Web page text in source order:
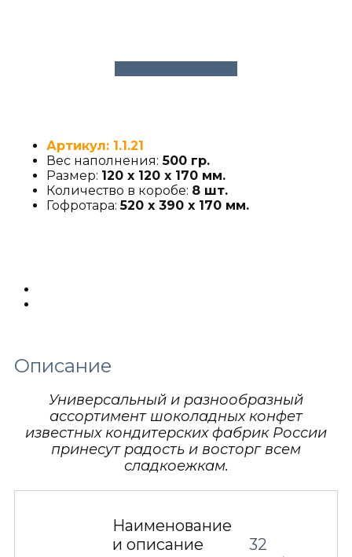
Артикул: 1.1.21
Вес наполнения: 500 гр.
Размер: 120 х 120 х 170 мм.
Количество в коробе: 8 шт.
Гофротара:520 х 390 х 170 мм.
Описание
Универсальный и разнообразный
ассортимент шоколадных конфет
известных кондитерских фабрик России
принесут радость и восторг всем
сладкоежкам.
Наименование
и описание
32